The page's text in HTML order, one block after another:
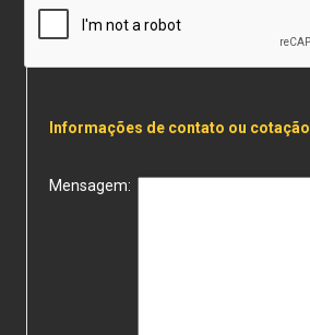
Informações de contato ou cotação
Mensagem: